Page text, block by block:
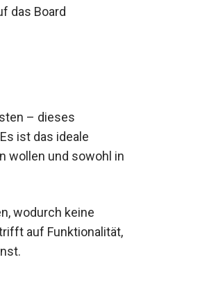
das Board
– dieses
ist das ideale
wollen und sowohl in
wodurch keine
auf Funktionalität,